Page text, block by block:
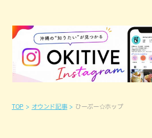
TOP オウンド記事 ひーぷー☆ホップ